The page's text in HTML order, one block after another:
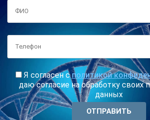
Я согласен сполитикой
даю согласие на обработку своих
данных